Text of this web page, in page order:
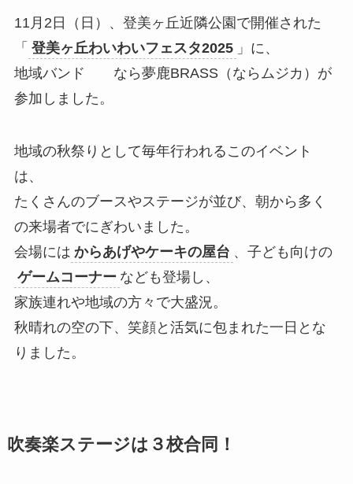
11月2日（日）、登美ヶ丘近隣公園で開催された
「 登美ヶ丘わいわいフェスタ2025 」に、
地域バンド なら夢鹿BRASS（ならムジカ）が
参加しました。
地域の秋祭りとして毎年行われるこのイベント
は、
たくさんのブースやステージが並び、朝から多く
の来場者でにぎわいました。
会場には からあげやケーキの屋台 、子ども向けの
ゲームコーナー なども登場し、
家族連れや地域の方々で大盛況。
秋晴れの空の下、笑顔と活気に包まれた一日とな
りました。
吹奏楽ステージは３校合同！